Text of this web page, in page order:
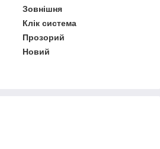
Зовнішня
Клік система
Прозорий
Новий